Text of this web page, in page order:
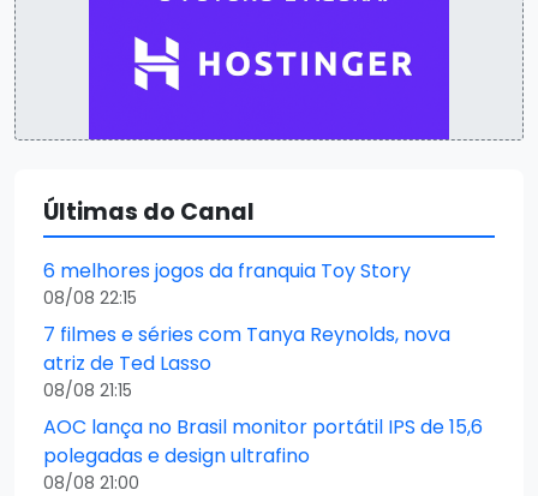
Últimas do Canal
6 melhores jogos da franquia Toy Story
08/08 22:15
7 filmes e séries com Tanya Reynolds, nova
atriz de Ted Lasso
08/08 21:15
AOC lança no Brasil monitor portátil IPS de 15,6
polegadas e design ultrafino
08/08 21:00